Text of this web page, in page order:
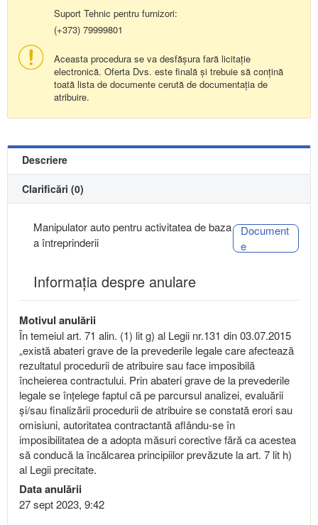
Suport Tehnic pentru furnizori:
(+373) 79999801
Aceasta procedura se va desfășura fară licitație
electronică. Oferta Dvs. este finală și trebuie să conțină
toată lista de documente cerută de documentația de
atribuire.
Descriere
Clarificări (0)
Manipulator auto pentru activitatea de baza
a întreprinderii
Document
e
Informația despre anulare
Motivul anulării
În temeiul art. 71 alin. (1) lit g) al Legii nr.131 din 03.07.2015
„există abateri grave de la prevederile legale care afectează
rezultatul procedurii de atribuire sau face imposibilă
încheierea contractului. Prin abateri grave de la prevederile
legale se înțelege faptul că pe parcursul analizei, evaluării
şi/sau finalizării procedurii de atribuire se constată erori sau
omisiuni, autoritatea contractantă aflându-se în
imposibilitatea de a adopta măsuri corective fără ca acestea
să conducă la încălcarea principiilor prevăzute la art. 7 lit h)
al Legii precitate.
Data anulării
27 sept 2023, 9:42